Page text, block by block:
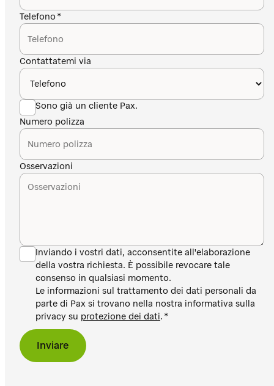
Telefono
Contattatemi via
Sono già un cliente Pax.
Numero polizza
Osservazioni
Inviando i vostri dati, acconsentite all'elaborazione
della vostra richiesta. È possibile revocare tale
consenso in qualsiasi momento.
Le informazioni sul trattamento dei dati personali da
parte di Pax si trovano nella nostra informativa sulla
privacy su protezione dei dati.
Inviare